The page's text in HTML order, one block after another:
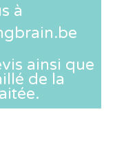
à
ainsi que
de la